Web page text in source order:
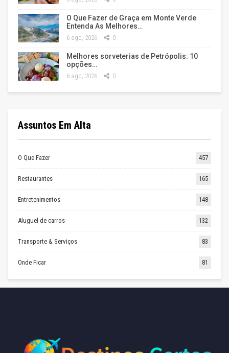
O Que Fazer de Graça em Monte Verde
Entenda As Melhores…
6 ago, 2026 0
Melhores sorveterias de Petrópolis: 10
opções…
6 ago, 2026 0
Assuntos Em Alta
O Que Fazer 457
Restaurantes 165
Entretenimentos 148
Aluguel de carros 132
Transporte & Serviços 83
Onde Ficar 81